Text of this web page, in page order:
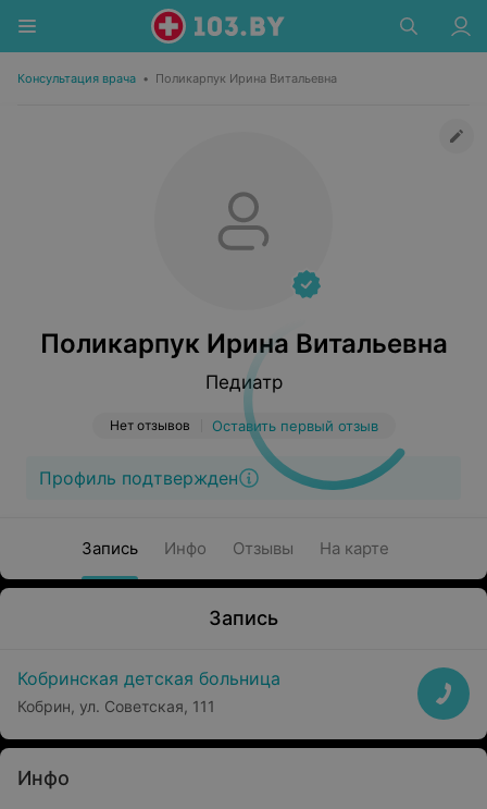
Консультация врача • Поликарпук Ирина Витальевна
Поликарпук Ирина Витальевна
Педиатр
Нет отзывов Оставить первый отзыв
Профиль подтвержден
Запись Инфо Отзывы На карте
Запись
Кобринская детская больница
Кобрин, ул. Советская, 111
Инфо